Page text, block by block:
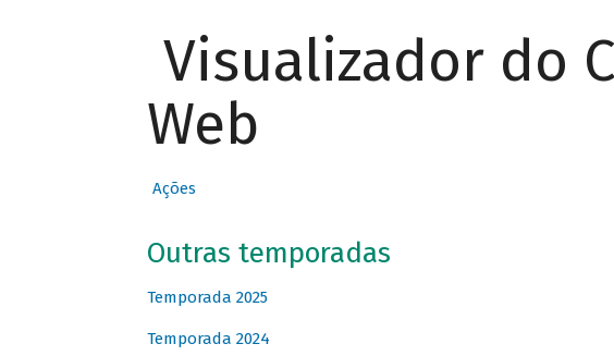
Visualizador do
Web
Ações
Outras temporadas
Temporada 2025
Temporada 2024